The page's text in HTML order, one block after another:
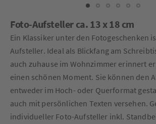
Foto-Aufsteller ca. 13 x 18 cm
Ein Klassiker unter den Fotogeschenken
Aufsteller. Ideal als Blickfang am
auch zuhause im Wohnzimmer erinnert
einen schönen Moment. Sie können den
entweder im Hoch- oder Querformat
auch mit persönlichen Texten versehen.
individueller Foto-Aufsteller inkl.